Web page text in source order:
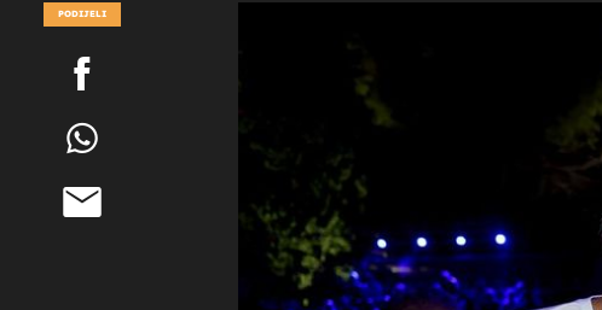
PODIJELI